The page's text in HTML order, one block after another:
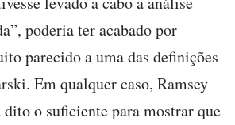
poderia ter acabado por
parecido a uma das definições
Em qualquer caso, Ramsey
dito o suficiente para mostrar que